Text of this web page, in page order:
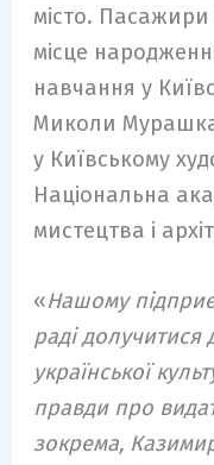
місто. Пасажири
місце
навчання у
Миколи
у Київському
Національна
мистецтва і
«Нашому
раді долучитися
української
правди про
зокрема,